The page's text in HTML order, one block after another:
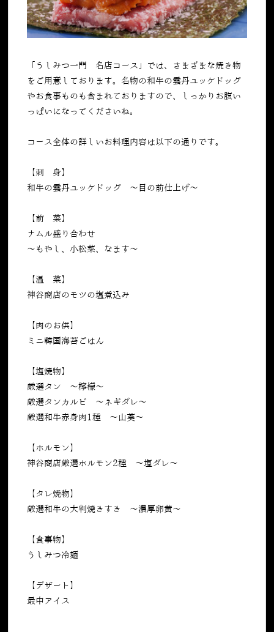
「うしみつ一門 名店コース」では、さまざまな焼き物
をご用意しております。名物の和牛の雲丹ユッケドッグ
やお食事ものも含まれておりますので、しっかりお腹い
っぱいになってくださいね。
コース全体の詳しいお料理内容は以下の通りです。
【刺 身】
和牛の雲丹ユッケドッグ ～目の前仕上げ～
【前 菜】
ナムル盛り合わせ
〜もやし、小松菜、なます〜
【温 菜】
神谷商店のモツの塩煮込み
【肉のお供】
ミニ韓国海苔ごはん
【塩焼物】
厳選タン ～檸檬～
厳選タンカルビ ～ネギダレ～
厳選和牛赤身肉1種 ～山葵～
【ホルモン】
神谷商店厳選ホルモン2種 ～塩ダレ～
【タレ焼物】
厳選和牛の大判焼きすき ～濃厚卵黄～
【食事物】
うしみつ冷麺
【デザート】
最中アイス